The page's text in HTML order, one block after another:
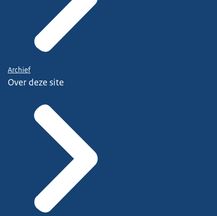
Archief
Over deze site